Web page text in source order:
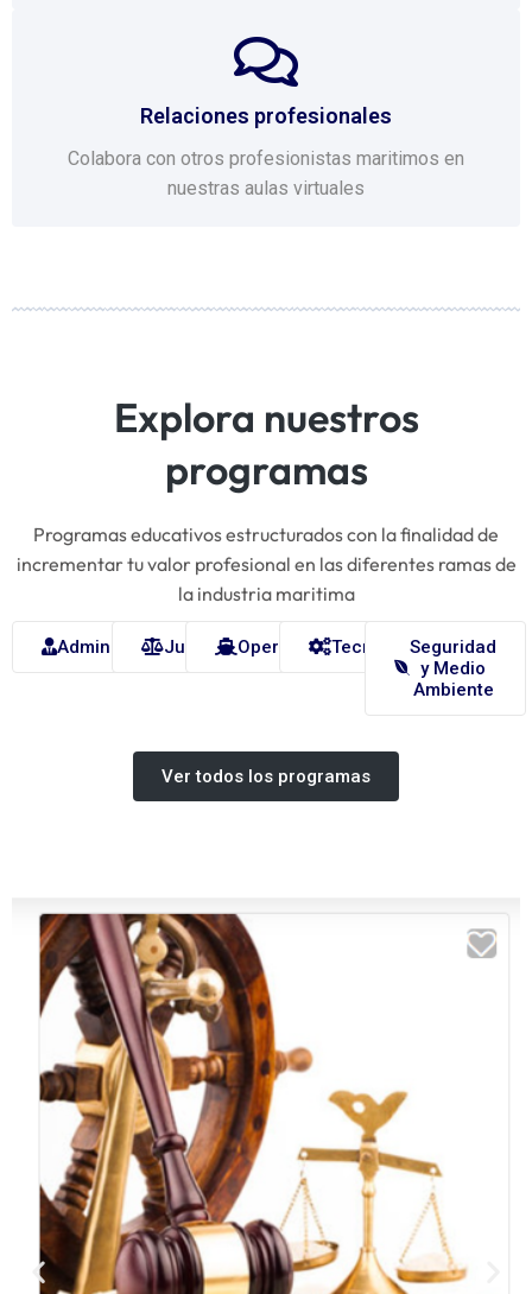
Relaciones profesionales
Colabora con otros profesionistas maritimos en
nuestras aulas virtuales
Explora nuestros
programas
Programas educativos estructurados con la finalidad de
incrementar tu valor profesional en las diferentes ramas de
la industria maritima
AdministraciónJurídico OperacionesTecnologíaSeguridad
y Medio
Ambiente
Ver todos los programas